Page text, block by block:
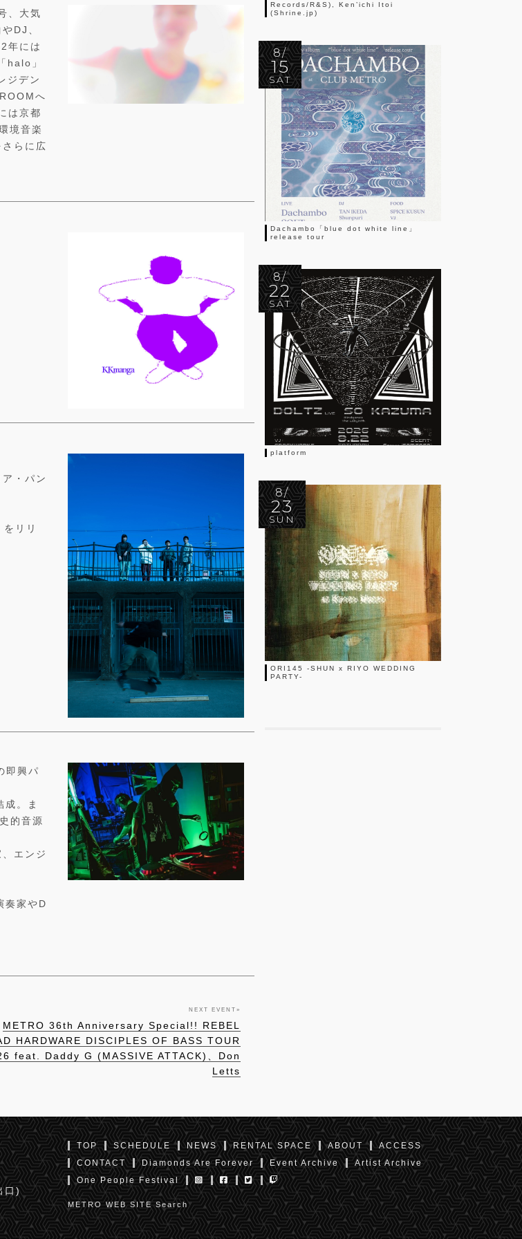
、大気
DJ、
年には
halo」
ジデン
へ
は京都
境音楽
らに広
・パン
リリ
即興パ
。ま
的音源
エンジ
奏家やD
NEXT EVENT »
METRO 36th Anniversary Special!! REBEL
HARDWARE DISCIPLES OF BASS TOUR
feat. Daddy G (MASSIVE ATTACK)、Don
Letts
Records/R&S), Ken’ichi Itoi
(Shrine.jp)
8/
15
SAT
Dachambo「blue dot white line」
release tour
8/
22
SAT
platform
8/
23
SUN
ORI145 -SHUN x RIYO WEDDING
PARTY-
口)
TOP SCHEDULE NEWS RENTAL SPACE ABOUT
ACCESS
CONTACT
Diamonds Are Forever Event Archive
Artist Archive
One People Festival
METRO WEB SITE Search